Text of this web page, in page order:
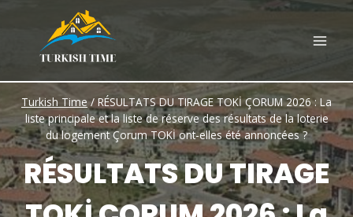
content
Turkish Time/ RÉSULTATS DU TIRAGE TOKİ ÇORUM 2026 : La
liste principale et la liste de réserve des résultats de la loterie
du logement Çorum TOKİ ont-elles été annoncées ?
RÉSULTATS DU TIRAGE